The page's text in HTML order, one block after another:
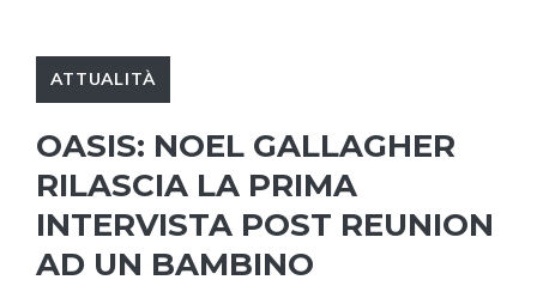
ATTUALITÀ
OASIS: NOEL GALLAGHER
RILASCIA LA PRIMA
INTERVISTA POST REUNION
AD UN BAMBINO